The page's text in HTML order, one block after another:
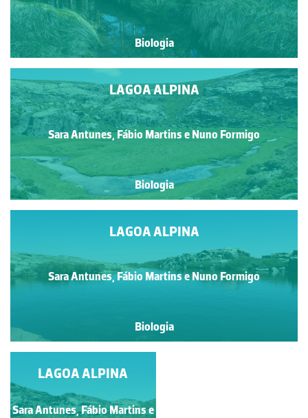
Biologia
LAGOA ALPINA
Sara Antunes, Fábio Martins e Nuno Formigo
Biologia
LAGOA ALPINA
Sara Antunes, Fábio Martins e Nuno Formigo
Biologia
LAGOA ALPINA
Sara Antunes, Fábio
LAGOA ALPINA
Sara Antunes, Fábio Martins e